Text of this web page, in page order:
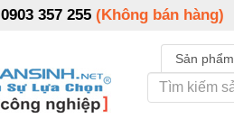
0903 357 255 (Không bán hàng)
Sản phẩm